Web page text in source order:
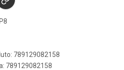
789129082158
789129082158